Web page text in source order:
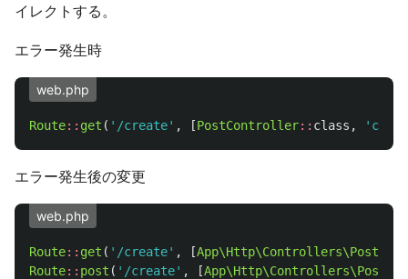
イレクトする。
エラー発生時
web.php
Route:: get ( '/create' , [PostController:: class ,
エラー発生後の変更
web.php
Route:: get ( '/create' , [
Route:: post ( '/create' , [